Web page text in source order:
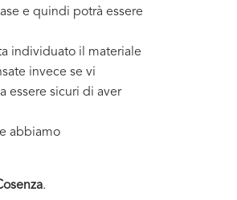
e quindi potrà essere
individuato il materiale
invece se vi
essere sicuri di aver
abbiamo
.